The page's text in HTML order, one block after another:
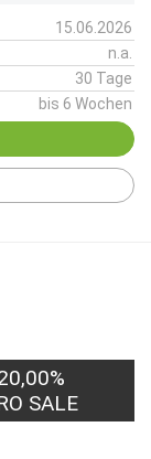
15.06.2026
n.a.
30 Tage
bis 6 Wochen
SALE